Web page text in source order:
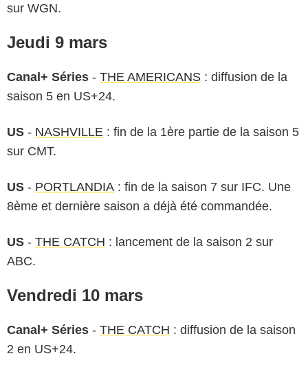
sur WGN.
Jeudi 9 mars
Canal+ Séries - THE AMERICANS : diffusion de la
saison 5 en US+24.
US - NASHVILLE : fin de la 1ère partie de la saison 5
sur CMT.
US - PORTLANDIA : fin de la saison 7 sur IFC. Une
8ème et dernière saison a déjà été commandée.
US - THE CATCH : lancement de la saison 2 sur
ABC.
Vendredi 10 mars
Canal+ Séries - THE CATCH : diffusion de la saison
2 en US+24.